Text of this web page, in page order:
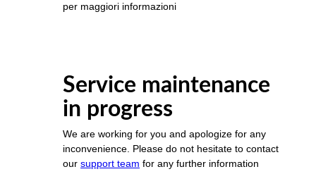
per maggiori informazioni
Service maintenance
in progress
We are working for you and apologize for any
inconvenience. Please do not hesitate to contact
our support team for any further information